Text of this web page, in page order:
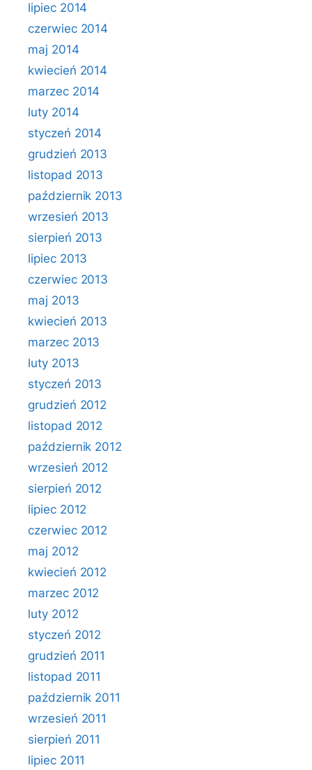
lipiec 2014
czerwiec 2014
maj 2014
kwiecień 2014
marzec 2014
luty 2014
styczeń 2014
grudzień 2013
listopad 2013
październik 2013
wrzesień 2013
sierpień 2013
lipiec 2013
czerwiec 2013
maj 2013
kwiecień 2013
marzec 2013
luty 2013
styczeń 2013
grudzień 2012
listopad 2012
październik 2012
wrzesień 2012
sierpień 2012
lipiec 2012
czerwiec 2012
maj 2012
kwiecień 2012
marzec 2012
luty 2012
styczeń 2012
grudzień 2011
listopad 2011
październik 2011
wrzesień 2011
sierpień 2011
lipiec 2011